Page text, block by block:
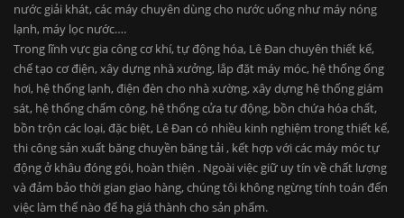
nước giải khát, các máy chuyên dùng cho nước uống như máy nóng
lạnh, máy lọc nước….
Trong lĩnh vực gia công cơ khí, tự động hóa, Lê Đan chuyên thiết kế,
chế tạo cơ điện, xây dựng nhà xưởng, lắp đặt máy móc, hệ thống ống
hơi, hệ thống lạnh, điện đèn cho nhà xường, xây dựng hệ thống giám
sát, hệ thống chấm công, hệ thống cửa tự động, bồn chứa hóa chất,
bồn trộn các loại, đặc biệt, Lê Đan có nhiều kinh nghiệm trong thiết kế,
thi công sản xuất băng chuyền băng tải , kết hợp với các máy móc tự
động ở khâu đóng gói, hoàn thiện . Ngoài việc giữ uy tín về chất lượng
và đảm bảo thời gian giao hàng, chúng tôi không ngừng tính toán đến
việc làm thế nào để hạ giá thành cho sản phẩm.